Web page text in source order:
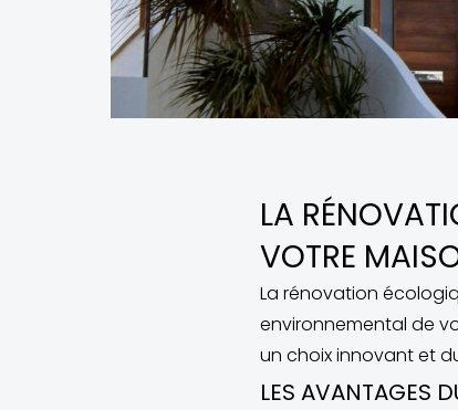
LA
VOTRE
La rénovation
environnemental de
un choix innovant et
LES AVANTAGES